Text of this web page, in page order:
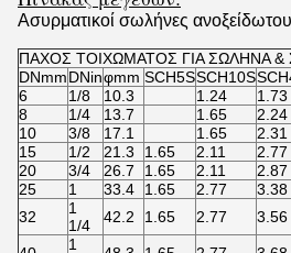
Ασυρματικοί σωλήνες
ΠΑΧΟΣ ΤΟΙΧΩΜΑΤΟΣ ΓΙΑ ΣΩΛΗΝΑ &
DNmmDNinφmm SCH5SSCH10S
6
1/8 10.3 1.24 1.73
8
1/4 13.7 1.65 2.24
10
3/8 17.1 1.65 2.31
15
1/2 21.3 1.65 2.11 2.77
20
3/4 26.7 1.65 2.11 2.87
25
1 33.4 1.65 2.77 3.38
32
1
1/4
42.2 1.65 2.77 3.56
1